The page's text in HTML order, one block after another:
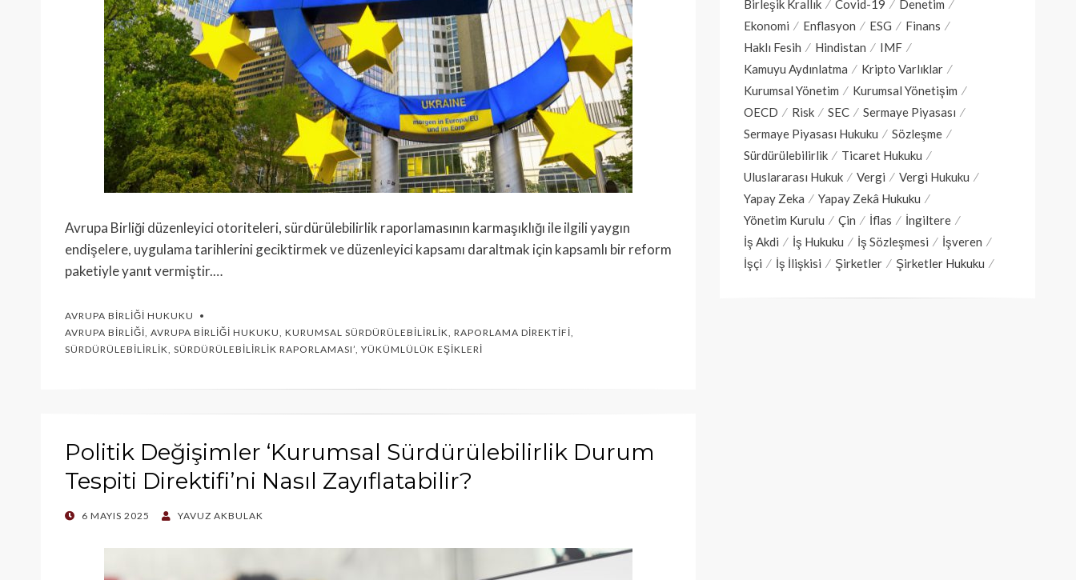
Avrupa Birliği düzenleyici otoriteleri, sürdürülebilirlik raporlamasının karmaşıklığı ile ilgili yaygın
endişelere, uygulama tarihlerini geciktirmek ve düzenleyici kapsamı daraltmak için kapsamlı bir reform
paketiyle yanıt vermiştir.…
AVRUPA BIRLIĞI HUKUKU
AVRUPA BIRLIĞI, AVRUPA BIRLIĞI HUKUKU, KURUMSAL SÜRDÜRÜLEBILIRLIK, RAPORLAMA DIREKTIFI,
SÜRDÜRÜLEBILIRLIK, SÜRDÜRÜLEBILIRLIK RAPORLAMASI’, YÜKÜMLÜLÜK EŞIKLERI
Politik Değişimler ‘Kurumsal Sürdürülebilirlik Durum
Tespiti Direktifi’ni Nasıl Zayıflatabilir?
POSTED
6 MAYIS 2025 YAVUZ AKBULAK
Birleşik Krallık Covid-19
Denetim
Ekonomi
Enflasyon ESG
Finans
Haklı Fesih
Hindistan
IMF
Kamuyu Aydınlatma
Kripto Varlıklar
Kurumsal Yönetim
Kurumsal Yönetişim
OECD
Risk SEC
Sermaye Piyasası
Sermaye Piyasası Hukuku
Sözleşme
Sürdürülebilirlik
Ticaret Hukuku
Uluslararası Hukuk
Vergi
Vergi Hukuku
Yapay Zeka
Yapay Zekâ Hukuku
Yönetim Kurulu
Çin İflas
İngiltere
İş Akdi
İş Hukuku İş Sözleşmesi
İşveren
İşçi
İş İlişkisi Şirketler Şirketler Hukuku